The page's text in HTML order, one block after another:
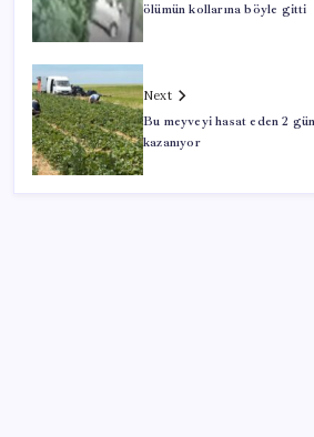
ölümün kollarına böyle gitti
Next
Bu meyveyi hasat eden 2
kazanıyor